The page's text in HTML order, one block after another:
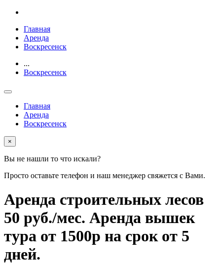
Главная
Аренда
Воскресенск
...
Воскресенск
Главная
Аренда
Воскресенск
×
Вы не нашли то что искали?
Просто оставьте телефон и наш менеджер свяжется с Вами.
Аренда строительных лесов
50 руб./мес. Аренда вышек
тура от 1500р на срок от 5
дней.